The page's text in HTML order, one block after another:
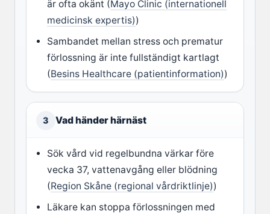
är ofta okänt (Mayo Clinic (internationell
medicinsk expertis))
Sambandet mellan stress och prematur
förlossning är inte fullständigt kartlagt
(Besins Healthcare (patientinformation))
3 Vad händer härnäst
Sök vård vid regelbundna värkar före
vecka 37, vattenavgång eller blödning
(Region Skåne (regional vårdriktlinje))
Läkare kan stoppa förlossningen med